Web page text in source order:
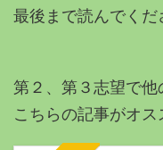
最後まで読んでくだ
第２、第３志望で
こちらの記事がオス